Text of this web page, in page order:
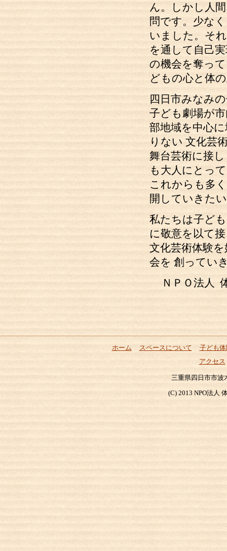
ん。しかし人
問です。少な
いました。そ
を通して自己
の機会を奪っ
どもの心と体
四日市みなみ
子ども劇場が
部地域を中心
りない 文化芸
舞台芸術に接
も大人にとっ
これからも多
開していきた
私たちは子ど
に敬意を以て
文化芸術体験
会を 創ってい
ＮＰＯ法人
ホーム スペースについて
子ども
アクセス
三重県四日市市波
(C) 2013 NPO法人